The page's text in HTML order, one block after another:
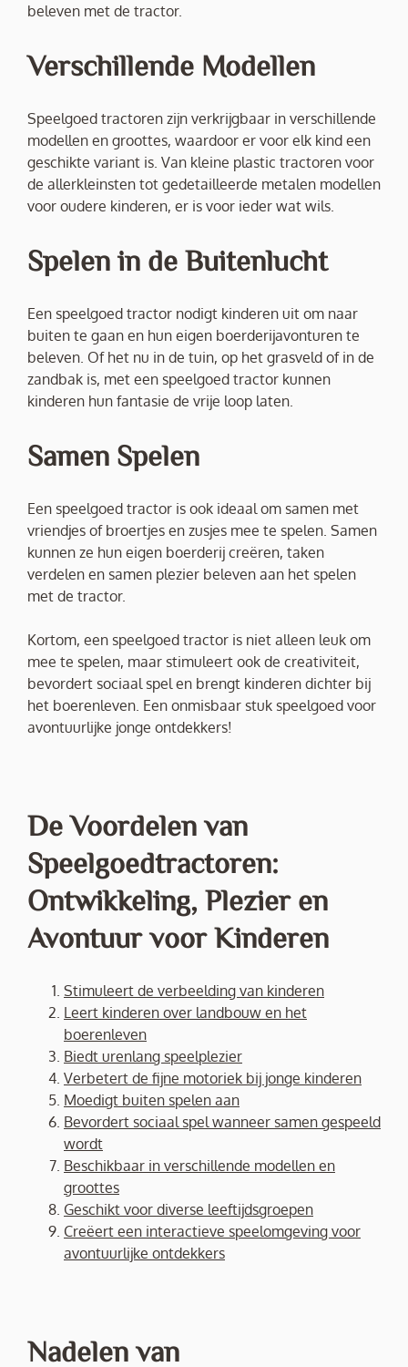
beleven met de tractor.
Verschillende Modellen
Speelgoed tractoren zijn verkrijgbaar in verschillende
modellen en groottes, waardoor er voor elk kind een
geschikte variant is. Van kleine plastic tractoren voor
de allerkleinsten tot gedetailleerde metalen modellen
voor oudere kinderen, er is voor ieder wat wils.
Spelen in de Buitenlucht
Een speelgoed tractor nodigt kinderen uit om naar
buiten te gaan en hun eigen boerderijavonturen te
beleven. Of het nu in de tuin, op het grasveld of in de
zandbak is, met een speelgoed tractor kunnen
kinderen hun fantasie de vrije loop laten.
Samen Spelen
Een speelgoed tractor is ook ideaal om samen met
vriendjes of broertjes en zusjes mee te spelen. Samen
kunnen ze hun eigen boerderij creëren, taken
verdelen en samen plezier beleven aan het spelen
met de tractor.
Kortom, een speelgoed tractor is niet alleen leuk om
mee te spelen, maar stimuleert ook de creativiteit,
bevordert sociaal spel en brengt kinderen dichter bij
het boerenleven. Een onmisbaar stuk speelgoed voor
avontuurlijke jonge ontdekkers!
De Voordelen van
Speelgoedtractoren:
Ontwikkeling, Plezier en
Avontuur voor Kinderen
Stimuleert de verbeelding van kinderen
Leert kinderen over landbouw en het
boerenleven
Biedt urenlang speelplezier
Verbetert de fijne motoriek bij jonge kinderen
Moedigt buiten spelen aan
Bevordert sociaal spel wanneer samen gespeeld
wordt
Beschikbaar in verschillende modellen en
groottes
Geschikt voor diverse leeftijdsgroepen
Creëert een interactieve speelomgeving voor
avontuurlijke ontdekkers
Nadelen van